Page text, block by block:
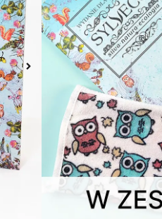
oczyszczają,
codziennym
Pojemność:
50.00Zł
Na stanie